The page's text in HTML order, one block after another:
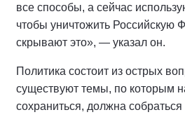
все способы, а сейчас
чтобы уничтожить Российскую
скрывают это», — указал он.
Политика состоит из острых
существуют темы, по которым
сохраниться, должна собраться